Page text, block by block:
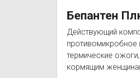
Бепантен
Действующий
противомикробное
термические
кормящим